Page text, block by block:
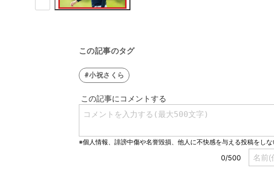
この記事のタグ
#小祝さくら